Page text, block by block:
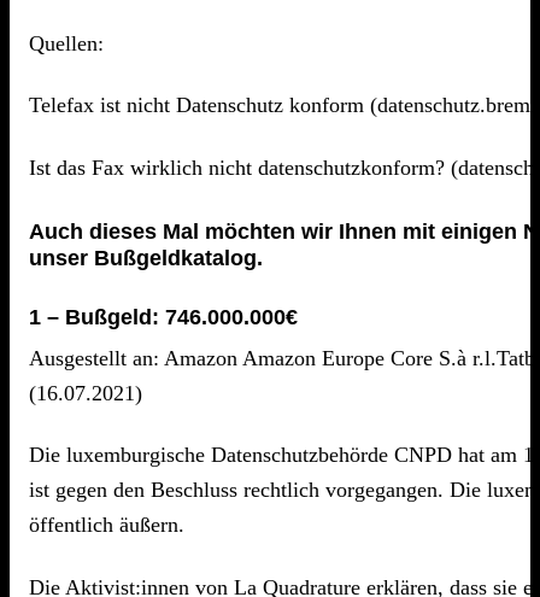
Quellen:
Telefax ist nicht Datenschutz konform
Ist das Fax wirklich nicht datenschutzkonform?
Auch dieses Mal möchten wir Ihnen mit einigen
unser Bußgeldkatalog.
1 – Bußgeld: 746.000.000€
Ausgestellt an: Amazon Amazon Europe Core S.à
(16.07.2021)
Die luxemburgische Datenschutzbehörde CNPD hat am
ist gegen den Beschluss rechtlich vorgegangen. Die
öffentlich äußern.
Die Aktivist:innen von La Quadrature erklären, dass sie